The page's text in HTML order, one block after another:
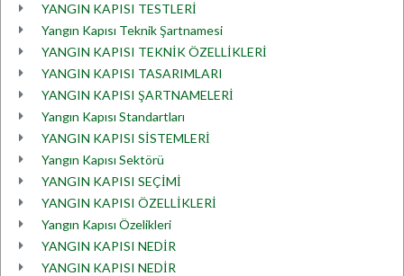
YANGIN KAPISI TESTLERİ
Yangın Kapısı Teknik Şartnamesi
YANGIN KAPISI TEKNİK ÖZELLİKLERİ
YANGIN KAPISI TASARIMLARI
YANGIN KAPISI ŞARTNAMELERİ
Yangın Kapısı Standartları
YANGIN KAPISI SİSTEMLERİ
Yangın Kapısı Sektörü
YANGIN KAPISI SEÇİMİ
YANGIN KAPISI ÖZELLİKLERİ
Yangın Kapısı Özelikleri
YANGIN KAPISI NEDİR
YANGIN KAPISI NEDİR